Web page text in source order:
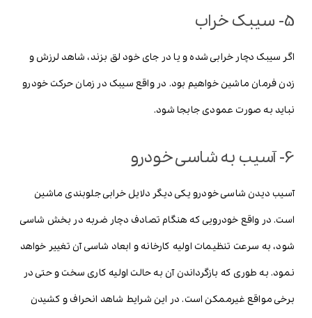
5- سیبک خراب
اگر سیبک دچار خرابی شده و یا در جای خود لق بزند، شاهد لرزش و
زدن فرمان ماشین خواهیم بود. در واقع سیبک در زمان حرکت خودرو
نباید به صورت عمودی جابجا شود.
6- آسیب به شاسی خودرو
آسیب دیدن شاسی خودرو یکی دیگر دلایل خرابی جلوبندی ماشین
است. در واقع خودرویی که هنگام تصادف دچار ضربه در بخش شاسی
شود، به سرعت تنظیمات اولیه کارخانه و ابعاد شاسی آن تغییر خواهد
نمود. به طوری که بازگرداندن آن به حالت اولیه کاری سخت و حتی در
برخی مواقع غیرممکن است. در این شرایط شاهد انحراف و کشیدن